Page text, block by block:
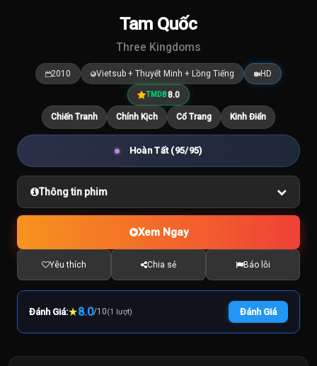
Tam Quốc
Three Kingdoms
2010 Vietsub + Thuyết Minh + Lồng Tiếng HD
TMDB8.0
Chiến Tranh Chính Kịch Cổ Trang Kinh Điển
Hoàn Tất (95/95)
Thông tin phim
Xem Ngay
Yêu thích Chia sẻ Báo lỗi
Đánh Giá:★8.0/10(1 lượt) Đánh Giá